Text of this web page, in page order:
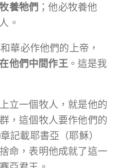
養牠們 ；他必牧養他
。
華必作他們的上帝，
他們中間作王。這是我
立一個牧人，就是他的
，這個牧人要作他們的
記載耶書亞（耶穌）
命，表明他成就了這一